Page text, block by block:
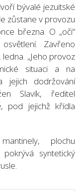
bývalé jezuitské
zůstane v provozu
března. O „oči“
Zavřeno
„Jeho provoz
situaci a na
jejich dodržování
Slavík, ředitel
pod jejichž křídla
plochu
syntetický